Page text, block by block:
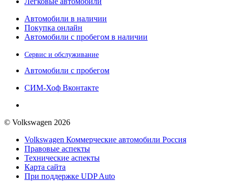
Автомобили в наличии
Покупка онлайн
Автомобили с пробегом в наличии
Сервис и обслуживание
Автомобили с пробегом
СИМ-Хоф Вконтакте
© Volkswagen 2026
Volkswagen Коммерческие автомобили Россия
Правовые аспекты
Технические аспекты
Карта сайта
При поддержке UDP Auto